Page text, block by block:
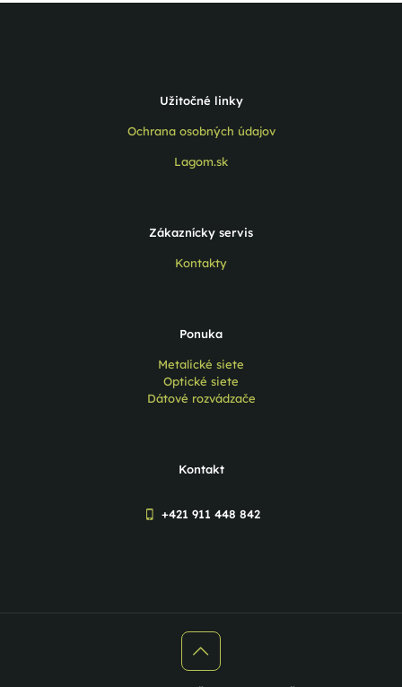
Užitočné linky
Ochrana osobných údajov
Lagom.sk
Zákaznícky servis
Kontakty
Ponuka
Metalické siete
Optické siete
Dátové rozvádzače
Kontakt
+421 911 448 842